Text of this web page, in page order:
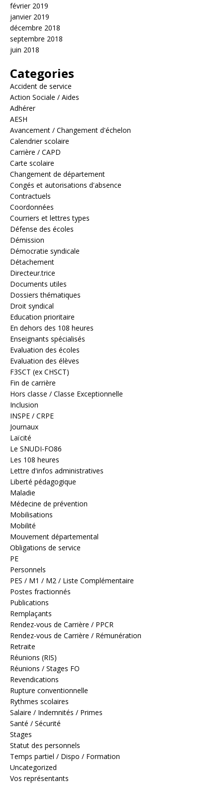
février 2019
janvier 2019
décembre 2018
septembre 2018
juin 2018
Categories
Accident de service
Action Sociale / Aides
Adhérer
AESH
Avancement / Changement d'échelon
Calendrier scolaire
Carrière / CAPD
Carte scolaire
Changement de département
Congés et autorisations d'absence
Contractuels
Coordonnées
Courriers et lettres types
Défense des écoles
Démission
Démocratie syndicale
Détachement
Directeur.trice
Documents utiles
Dossiers thématiques
Droit syndical
Education prioritaire
En dehors des 108 heures
Enseignants spécialisés
Evaluation des écoles
Evaluation des élèves
F3SCT (ex CHSCT)
Fin de carrière
Hors classe / Classe Exceptionnelle
Inclusion
INSPE / CRPE
Journaux
Laïcité
Le SNUDI-FO86
Les 108 heures
Lettre d'infos administratives
Liberté pédagogique
Maladie
Médecine de prévention
Mobilisations
Mobilité
Mouvement départemental
Obligations de service
PE
Personnels
PES / M1 / M2 / Liste Complémentaire
Postes fractionnés
Publications
Remplaçants
Rendez-vous de Carrière / PPCR
Rendez-vous de Carrière / Rémunération
Retraite
Réunions (RIS)
Réunions / Stages FO
Revendications
Rupture conventionnelle
Rythmes scolaires
Salaire / Indemnités / Primes
Santé / Sécurité
Stages
Statut des personnels
Temps partiel / Dispo / Formation
Uncategorized
Vos représentants